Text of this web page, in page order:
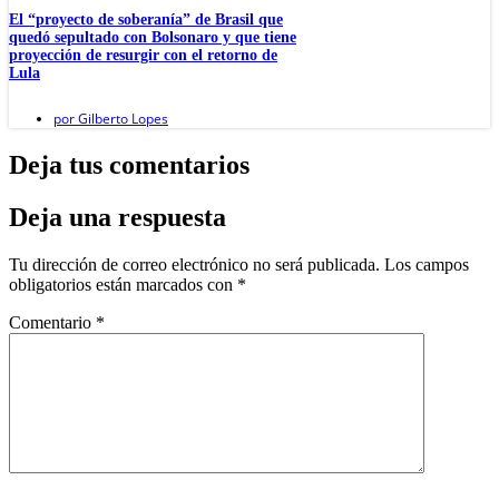
El “proyecto de soberanía” de Brasil que
quedó sepultado con Bolsonaro y que tiene
proyección de resurgir con el retorno de
Lula
porGilberto Lopes
Deja tus comentarios
Deja una respuesta
Tu dirección de correo electrónico no será publicada. Los campos
obligatorios están marcados con *
Comentario *